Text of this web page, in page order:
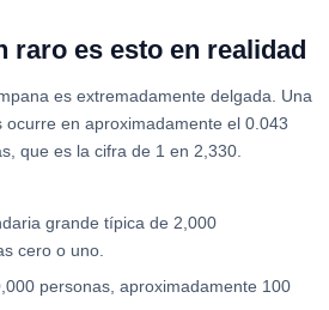
raro es esto en realidad
es extremadamente delgada. Una
ocurre en aproximadamente el 0.043
que es la cifra de 1 en 2,330.
grande típica de 2,000
cero o uno.
personas, aproximadamente 100